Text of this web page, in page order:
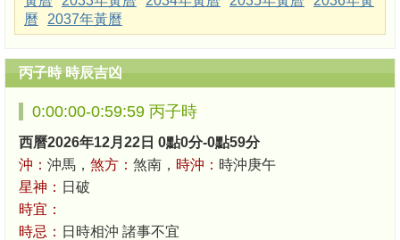
曆
2037年黃曆
丙子時 時辰吉凶
0:00:00-0:59:59 丙子時
西曆2026年12月22日 0點0分-0點59分
沖： 沖馬， 煞方： 煞南， 時沖： 時沖庚午
星神： 日破
時宜：
時忌： 日時相沖 諸事不宜